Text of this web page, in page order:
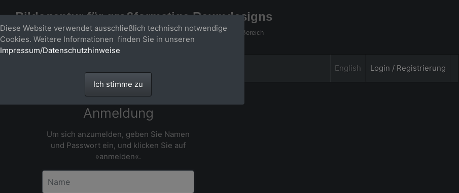
Bildagentur für großformatige Raumdesigns
Großformatige Bilder - über 100 Meter große 'largeformat' Fotos im Gigapixel Bereich
English Login / Registrierung
Anmeldung
Um sich anzumelden, geben Sie Namen
und Passwort ein, und klicken Sie auf
»anmelden«.
Diese Website verwendet ausschließlich technisch notwendige
Cookies. Weitere Informationen finden Sie in unseren
Impressum/Datenschutzhinweise
Ich stimme zu